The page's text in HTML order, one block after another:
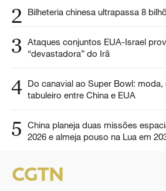
2 Bilheteria chinesa ultrapassa 8
3 Ataques conjuntos EUA-Israel
“devastadora” do Irã
4 Do canavial ao Super Bowl: moda,
tabuleiro entre China e EUA
5
China planeja duas missões
2026 e almeja pouso na Lua em